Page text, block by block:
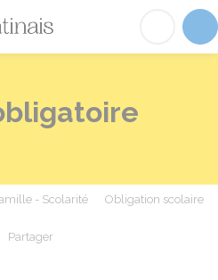
Fréville-du-
- Scolarité
Obligation scolaire
Partager